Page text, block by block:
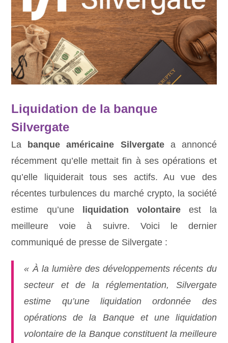
Liquidation de la banque
Silvergate
La banque américaine Silvergatea annoncé
récemment qu’elle mettait fin à ses opérations et
qu’elle liquiderait tous ses actifs. Au vue des
récentes turbulences du marché crypto, la société
estime qu’une liquidation volontaire est la
meilleure voie à suivre. Voici le dernier
communiqué de presse de Silvergate :
« À la lumière des développements récents du
secteur et de la réglementation, Silvergate
estime qu’une liquidation ordonnée des
opérations de la Banque et une liquidation
volontaire de la Banque constituent la meilleure